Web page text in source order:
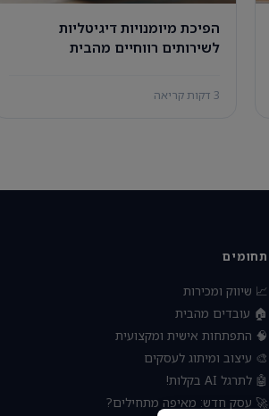
הפיכת מיומנויות דיגיטליות
לשירותים רווחיים מהבית
3 דקות קריאה
תחומים
📈 שיווק ומכירות
🏠 עובדים מהבית
🧠 התפתחות אישית ומקצועית
🎨 עיצוב ומיתוג לעסקים
🤖 לתרגל AI בקלות!
🚀 עסק חדש: מאיפה מתחילים?